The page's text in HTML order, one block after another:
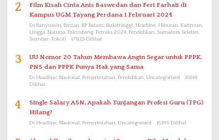
2
Film Kisah Cinta Anis Baswedan dan Feri Farhati di
Kampus UGM Tayang Perdana 1 Februari 2024
Di Banyuasin, Bintan, BP Batam, Bukittinggi, Headline, Hiburan, Karimun,
Lingga, Natuna, Palembang, Pemilu 2024, Pendidikan, Sumatera Selatan,
Sumbar, Tokoh
17825 Dilihat
3
UU Nomor 20 Tahun Membawa Angin Segar untuk PPPK.
PNS dan PPPK Punya Hak yang Sama
Di Headline, Nasional, Pemerintahan, Pendidikan, Uncategorized
15618
Dilihat
4
Single Salary ASN, Apakah Tunjangan Profesi Guru (TPG)
Hilang?
Di Headline, Nasional, Pemerintahan, Uncategorized 15395 Dilihat